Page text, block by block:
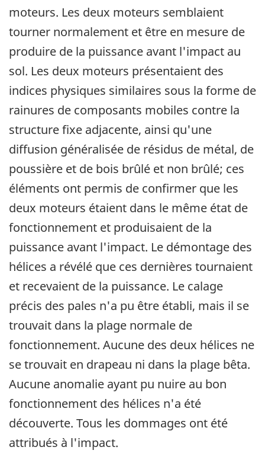
moteurs. Les deux moteurs semblaient
tourner normalement et être en mesure de
produire de la puissance avant l'impact au
sol. Les deux moteurs présentaient des
indices physiques similaires sous la forme de
rainures de composants mobiles contre la
structure fixe adjacente, ainsi qu'une
diffusion généralisée de résidus de métal, de
poussière et de bois brûlé et non brûlé; ces
éléments ont permis de confirmer que les
deux moteurs étaient dans le même état de
fonctionnement et produisaient de la
puissance avant l'impact. Le démontage des
hélices a révélé que ces dernières tournaient
et recevaient de la puissance. Le calage
précis des pales n'a pu être établi, mais il se
trouvait dans la plage normale de
fonctionnement. Aucune des deux hélices ne
se trouvait en drapeau ni dans la plage bêta.
Aucune anomalie ayant pu nuire au bon
fonctionnement des hélices n'a été
découverte. Tous les dommages ont été
attribués à l'impact.